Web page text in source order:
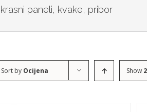
paneli, kvake, pribor
Sort by Ocijena Show